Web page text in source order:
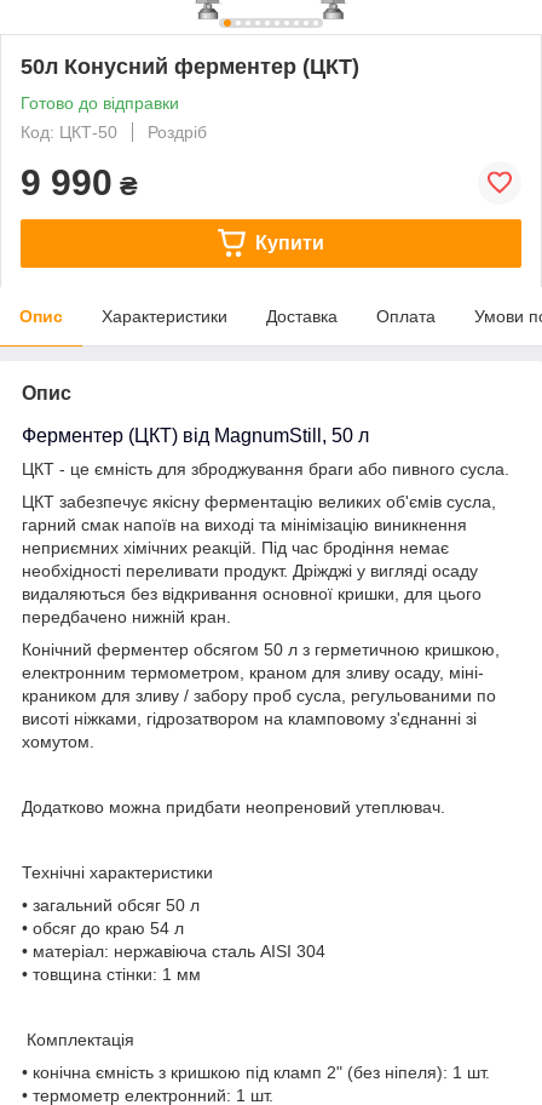
50л Конусний ферментер (ЦКТ)
Готово до відправки
Код: ЦКТ-50
Роздріб
9 990 ₴
Купити
Опис Характеристики Доставка Оплата Умови
Опис
Ферментер (ЦКТ) від MagnumStill, 50 л
ЦКТ - це ємність для зброджування браги або пивного сусла.
ЦКТ забезпечує якісну ферментацію великих об'ємів сусла,
гарний смак напоїв на виході та мінімізацію виникнення
неприємних хімічних реакцій. Під час бродіння немає
необхідності переливати продукт. Дріжджі у вигляді осаду
видаляються без відкривання основної кришки, для цього
передбачено нижній кран.
Конічний ферментер обсягом 50 л з герметичною кришкою,
електронним термометром, краном для зливу осаду, міні-
краником для зливу / забору проб сусла, регульованими по
висоті ніжками, гідрозатвором на кламповому з'єднанні зі
хомутом.
Додатково можна придбати неопреновий утеплювач.
Технічні характеристики
• загальний обсяг 50 л
• обсяг до краю 54 л
• матеріал: нержавіюча сталь AISI 304
• товщина стінки: 1 мм
Комплектація
• конічна ємність з кришкою під кламп 2" (без ніпеля): 1 шт.
• термометр електронний: 1 шт.